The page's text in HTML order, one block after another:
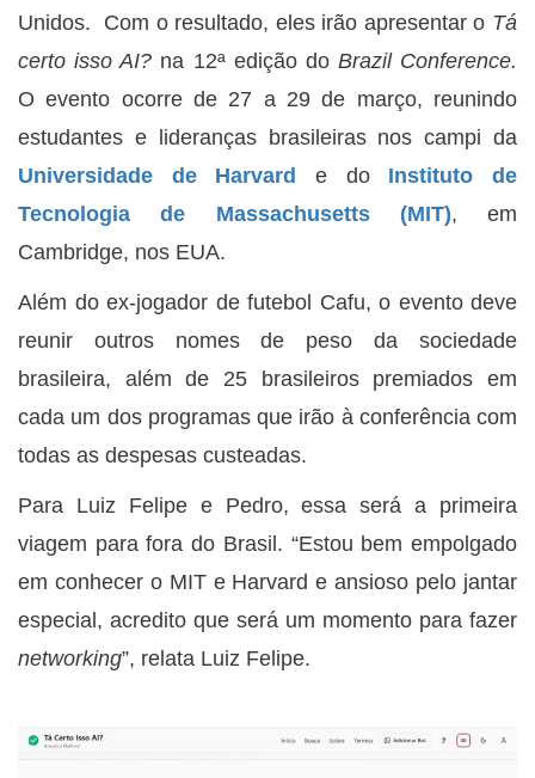
Unidos. Com o resultado, eles irão apresentar o Tá
certo isso AI? na 12ª edição do Brazil Conference.
O evento ocorre de 27 a 29 de março, reunindo
estudantes e lideranças brasileiras nos campi da
Universidade de Harvard
e do Instituto de
Tecnologia de Massachusetts (MIT), em
Cambridge, nos EUA.
Além do ex-jogador de futebol Cafu, o evento deve
reunir outros nomes de peso da sociedade
brasileira, além de 25 brasileiros premiados em
cada um dos programas que irão à conferência com
todas as despesas custeadas.
Para Luiz Felipe e Pedro, essa será a primeira
viagem para fora do Brasil. “Estou bem empolgado
em conhecer o MIT e Harvard e ansioso pelo jantar
especial, acredito que será um momento para fazer
networking”, relata Luiz Felipe.